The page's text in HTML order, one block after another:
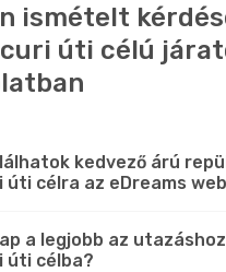
ismételt
úti célú
kedvező árú
úti célra az eDreams
a legjobb az utazáshoz
úti célba?